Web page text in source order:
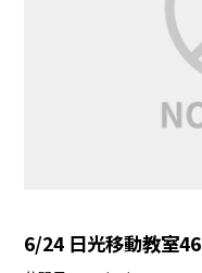
6/24 日光移動教室46